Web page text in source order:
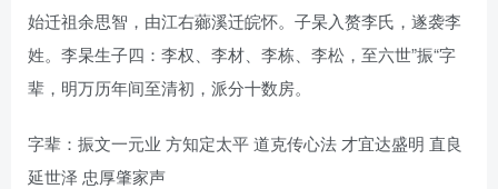
始迁祖余思智，由江右薌溪迁皖怀。子杲入赘李氏，遂袭李
姓。李杲生子四：李权、李材、李栋、李松，至六世”振“字
辈，明万历年间至清初，派分十数房。
字辈：振文一元业 方知定太平 道克传心法 才宜达盛明 直良
延世泽 忠厚肇家声